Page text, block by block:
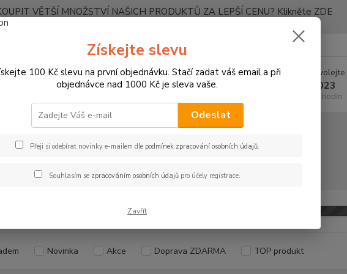
VĚTŠÍ MNOŽSTVÍ NAŠICH PRODUKTŮ ZA LEPŠÍ CENU? Klikněte ZDE
Hledat
Nevíte si rady? Zavolejte.
+420 773 794 023
Pondělí-pátek 9-16 hodin
rozměr
Novinka Akce Doprava ZDARMA TOP produkt
Získejte slevu
100 Kč slevu na první objednávku. Stačí zadat váš email a při
objednávce nad 1000 Kč je sleva vaše.
Odeslat
Přeji si odebírat novinky e-mailem dle podmínek zpracování osobních údajů.
Souhlasím se zpracováním osobních údajůpro účely registrace.
Zavřít